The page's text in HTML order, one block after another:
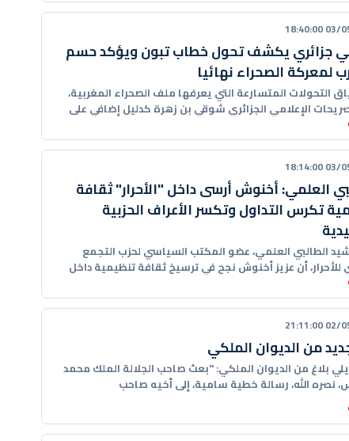
03/05/
جزائري يكشف تحول خطاب تبون ويؤكد حسم
لمعركة الصحراء نهائيا
التحولات المتسارعة التي يعرفها ملف الصحراء المغربية،
الإعلامي الجزائري شوقي بن زهرة كدليل إضافي على
03/05/
العلمي: أخنوش أرسى داخل "الأحرار" ثقافة
تكرس التداول وتكسر الأعراف الحزبية
الطالبي العلمي، عضو المكتب السياسي لحزب التجمع
للأحرار، أن عزيز أخنوش نجح في ترسيخ ثقافة تنظيمية داخل
02/05/
من الديوان الملكي
بلاغ من الديوان الملكي: "بعث صاحب الجلالة الملك محمد
نصره الله، رسالة خطية سامية، إلى أخيه صاحب